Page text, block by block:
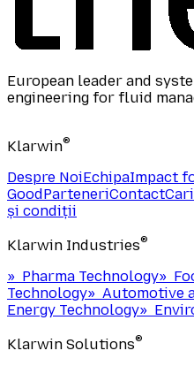
European leader and
engineering for fluid
Klarwin®
Despre NoiEchipaImpact
GoodParteneriContact
și condiții
Klarwin Industries®
» Pharma Technology»
Technology» Automotive
Energy Technology»
Klarwin Solutions®